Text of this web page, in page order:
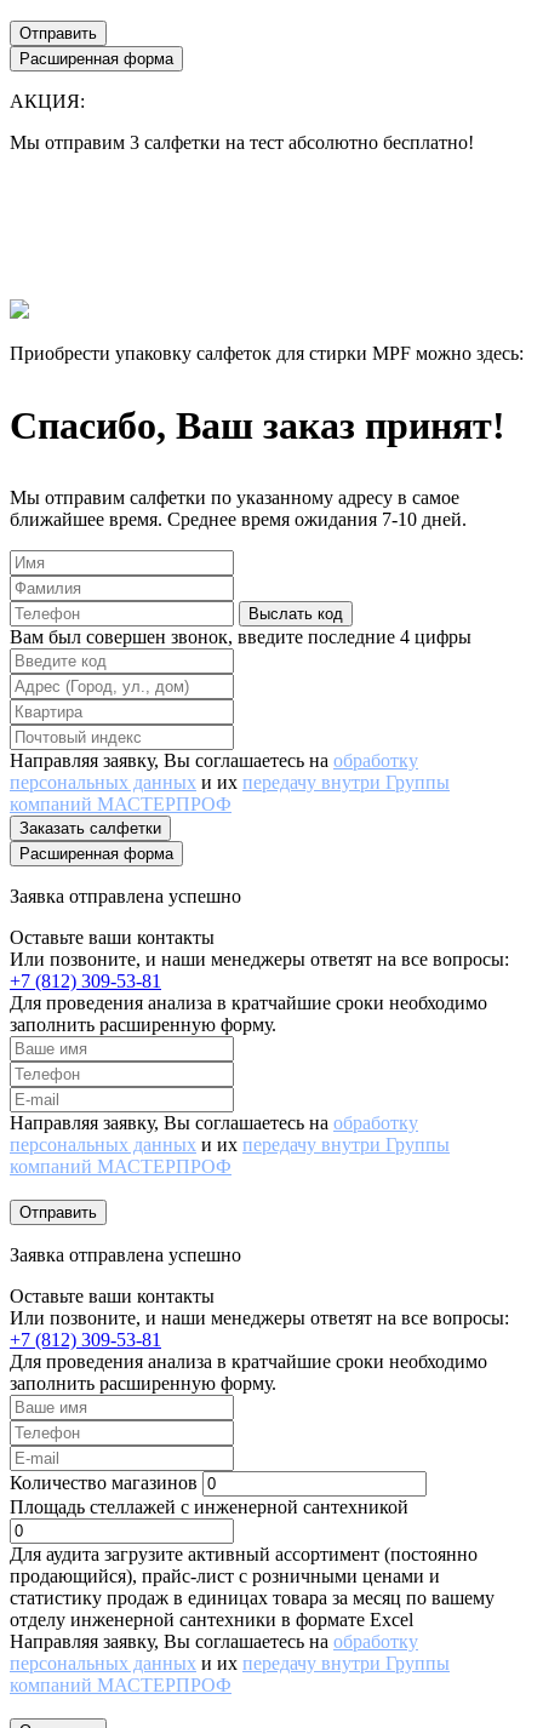
Отправить
Расширенная форма
АКЦИЯ:
Мы отправим 3 салфетки на тест абсолютно бесплатно!
Приобрести упаковку салфеток для стирки MPF можно здесь:
Спасибо, Ваш заказ принят!
Мы отправим салфетки по указанному адресу в самое
ближайшее время. Среднее время ожидания 7-10 дней.
Выслать код
Вам был совершен звонок, введите последние 4 цифры
Направляя заявку, Вы соглашаетесь на обработку
персональных данных и их передачу внутри Группы
компаний МАСТЕРПРОФ
Заказать салфетки
Расширенная форма
Заявка отправлена успешно
Оставьте ваши контакты
Или позвоните, и наши менеджеры ответят на все вопросы:
+7 (812) 309-53-81
Для проведения анализа в кратчайшие сроки необходимо
заполнить расширенную форму.
Направляя заявку, Вы соглашаетесь на обработку
персональных данных и их передачу внутри Группы
компаний МАСТЕРПРОФ
Отправить
Заявка отправлена успешно
Оставьте ваши контакты
Или позвоните, и наши менеджеры ответят на все вопросы:
+7 (812) 309-53-81
Для проведения анализа в кратчайшие сроки необходимо
заполнить расширенную форму.
Количество магазинов
Площадь стеллажей с инженерной сантехникой
Для аудита загрузите активный ассортимент (постоянно
продающийся), прайс-лист с розничными ценами и
статистику продаж в единицах товара за месяц по вашему
отделу инженерной сантехники в формате Excel
Направляя заявку, Вы соглашаетесь на обработку
персональных данных и их передачу внутри Группы
компаний МАСТЕРПРОФ